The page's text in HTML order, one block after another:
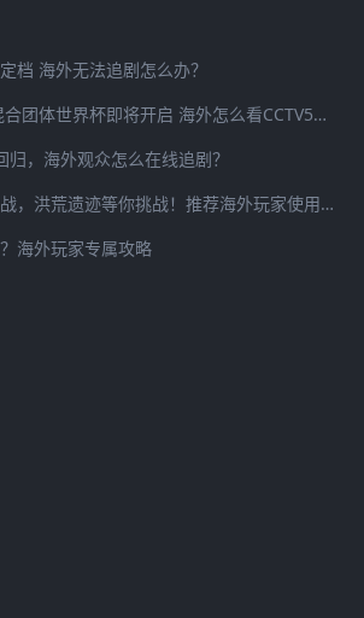
档 海外无法追剧怎么办？
2024成都国际乒联混合团体世界杯即将开启 海外怎么看CCTV5全程直播？
归，海外观众怎么在线追剧？
《诛仙》手游百事助战，洪荒遗迹等你挑战！推荐海外玩家使用海螺加速器畅连国服游戏
海外玩家专属攻略